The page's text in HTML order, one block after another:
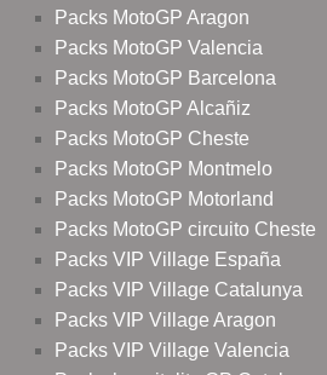
Packs MotoGP Aragon
Packs MotoGP Valencia
Packs MotoGP Barcelona
Packs MotoGP Alcañiz
Packs MotoGP Cheste
Packs MotoGP Montmelo
Packs MotoGP Motorland
Packs MotoGP circuito Cheste
Packs VIP Village España
Packs VIP Village Catalunya
Packs VIP Village Aragon
Packs VIP Village Valencia